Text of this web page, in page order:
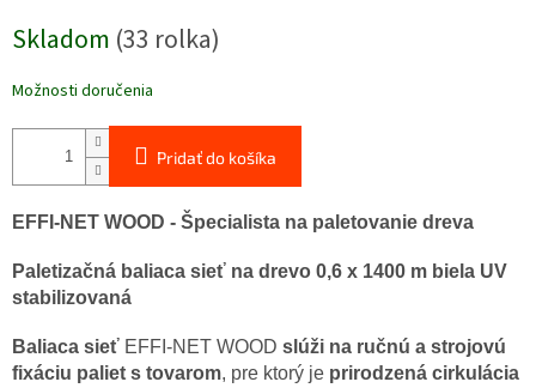
cena:
Skladom (33 rolka)
Možnosti doručenia
Pridať do košíka
EFFI-NET WOOD - Špecialista na paletovanie dreva
Paletizačná baliaca sieť na drevo 0,6 x 1400 m biela UV
stabilizovaná
Baliaca sieť EFFI-NET WOOD slúži na ručnú a strojovú
fixáciu paliet s tovarom, pre ktorý je prirodzená cirkulácia